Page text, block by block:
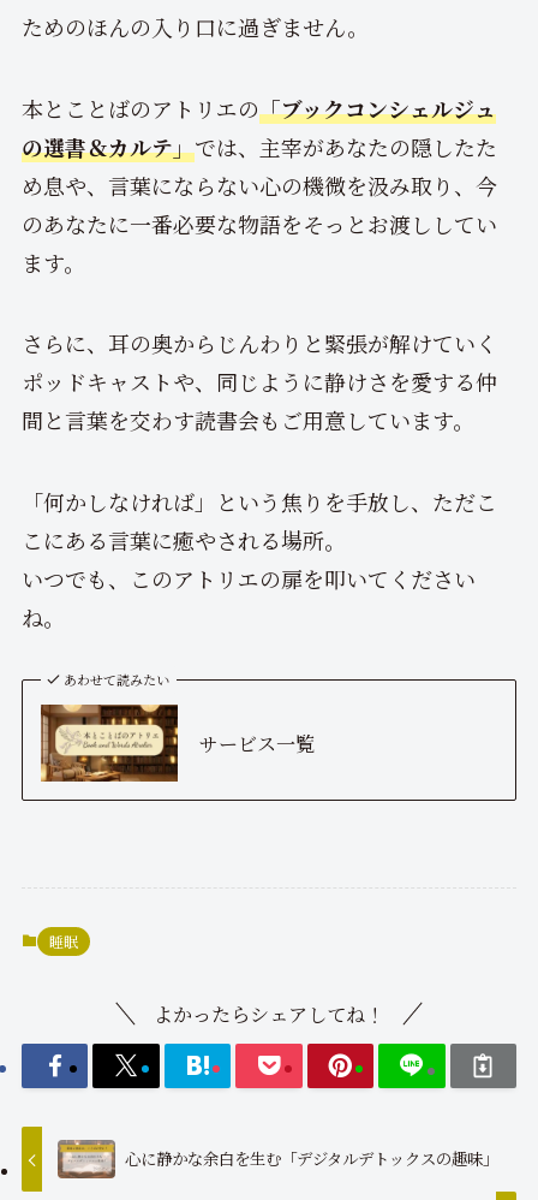
ためのほんの入り口に過ぎません。
本とことばのアトリエの「ブックコンシェルジュ
の選書＆カルテ」では、主宰があなたの隠したた
め息や、言葉にならない心の機微を汲み取り、今
のあなたに一番必要な物語をそっとお渡ししてい
ます。
さらに、耳の奥からじんわりと緊張が解けていく
ポッドキャストや、同じように静けさを愛する仲
間と言葉を交わす読書会もご用意しています。
「何かしなければ」という焦りを手放し、ただこ
こにある言葉に癒やされる場所。
いつでも、このアトリエの扉を叩いてください
ね。
あわせて読みたい
サービス一覧
睡眠
よかったらシェアしてね！
心に静かな余白を生む「デジタルデトックスの趣味」